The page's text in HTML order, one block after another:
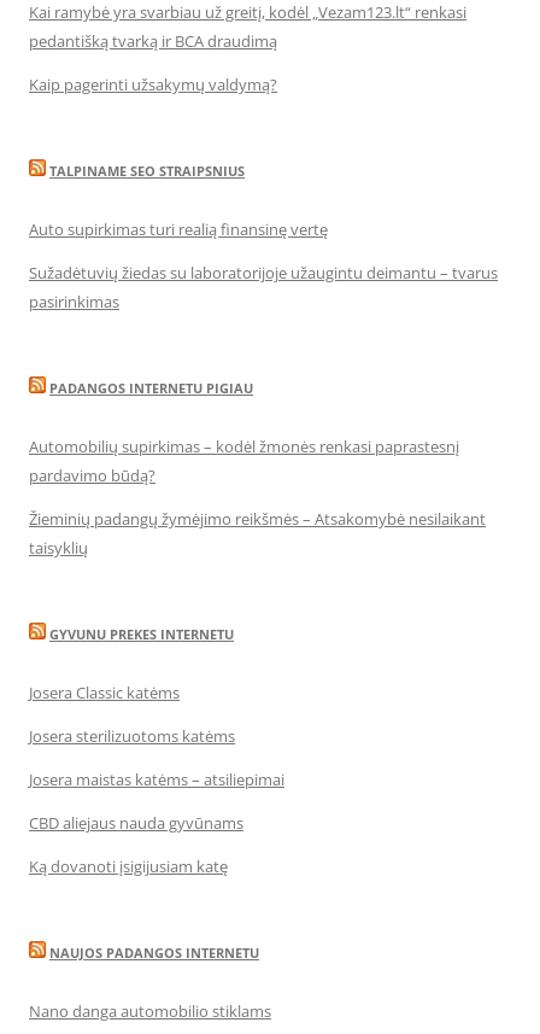
Kai ramybė yra svarbiau už greitį, kodėl „Vezam123.lt“ renkasi
pedantišką tvarką ir BCA draudimą
Kaip pagerinti užsakymų valdymą?
TALPINAME SEO STRAIPSNIUS
Auto supirkimas turi realią finansinę vertę
Sužadėtuvių žiedas su laboratorijoje užaugintu deimantu – tvarus
pasirinkimas
PADANGOS INTERNETU PIGIAU
Automobilių supirkimas – kodėl žmonės renkasi paprastesnį
pardavimo būdą?
Žieminių padangų žymėjimo reikšmės – Atsakomybė nesilaikant
taisyklių
GYVUNU PREKES INTERNETU
Josera Classic katėms
Josera sterilizuotoms katėms
Josera maistas katėms – atsiliepimai
CBD aliejaus nauda gyvūnams
Ką dovanoti įsigijusiam katę
NAUJOS PADANGOS INTERNETU
Nano danga automobilio stiklams